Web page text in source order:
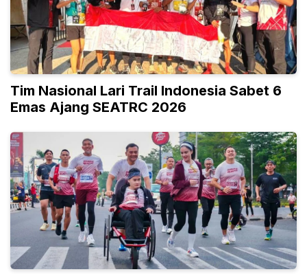
Tim Nasional Lari Trail Indonesia Sabet 6
Emas Ajang SEATRC 2026